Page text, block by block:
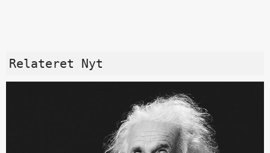
Relateret Nyt